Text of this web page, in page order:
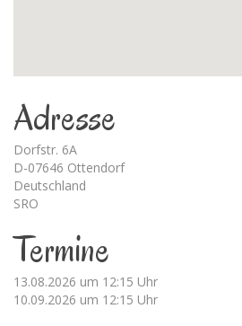
Adresse
Dorfstr. 6A
D-07646 Ottendorf
Deutschland
SRO
Termine
13.08.2026 um 12:15 Uhr
10.09.2026 um 12:15 Uhr